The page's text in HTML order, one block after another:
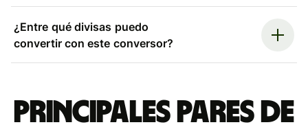
¿Entre qué divisas puedo
convertir con este conversor?
Principales pares de